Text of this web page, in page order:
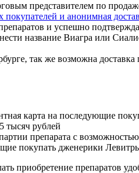
представителем по
и анонимная
и успешно
название Виагра или
так же возможна
карта на последующие
тысяч рублей
препарата с возможностью
покупать дженерики
приобретение препаратов